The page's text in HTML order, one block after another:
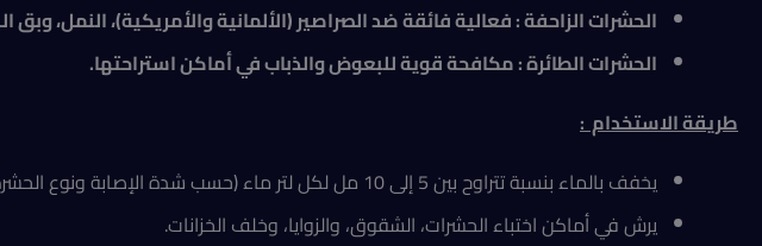
الحشرات الزاحفة : فعالية فائقة ضد الصراصير (الألمانية والأمريكية)، النمل، وبق
الحشرات الطائرة : مكافحة قوية للبعوض والذباب في أماكن استراحتها.
طريقة الاستخدام:
يخفف بالماء بنسبة تتراوح بين 5 إلى 10 مل لكل لتر ماء (حسب شدة الإصابة ونوع الحشرة).
يرش في أماكن اختباء الحشرات، الشقوق، والزوايا، وخلف الخزانات.